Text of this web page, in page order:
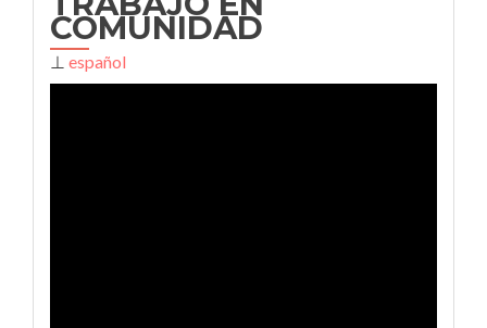
COMUNIDAD
⊥ español